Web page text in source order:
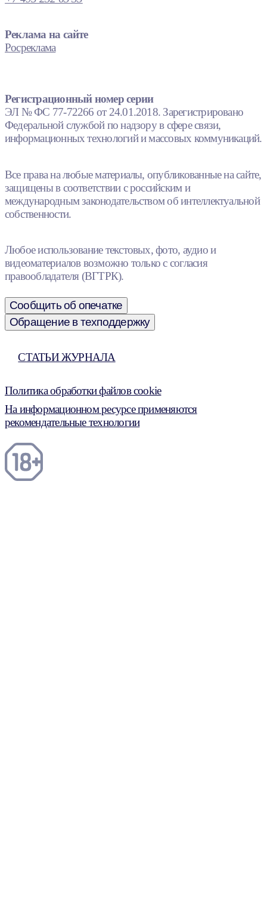
Реклама на сайте
Росреклама
Регистрационный номер серии
ЭЛ № ФС 77-72266 от 24.01.2018. Зарегистрировано
Федеральной службой по надзору в сфере связи,
информационных технологий и массовых коммуникаций.
Все права на любые материалы, опубликованные на сайте,
защищены в соответствии с российским и
международным законодательством об интеллектуальной
собственности.
Любое использование текстовых, фото, аудио и
видеоматериалов возможно только с согласия
правообладателя (ВГТРК).
Сообщить об опечатке
Обращение в техподдержку
СТАТЬИ ЖУРНАЛА
Политика обработки файлов cookie
На информационном ресурсе применяются
рекомендательные технологии